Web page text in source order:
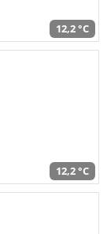
12,2 °C
12,2 °C